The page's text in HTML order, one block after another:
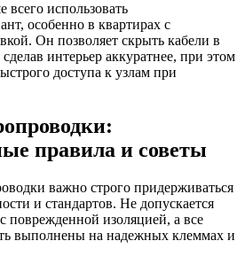
использовать
особенно в квартирах с
Он позволяет скрыть кабели в
интерьер аккуратнее, при этом
доступа к узлам при
правила и советы
важно строго придерживаться
и стандартов. Не допускается
поврежденной изоляцией, а все
выполнены на надежных клеммах и